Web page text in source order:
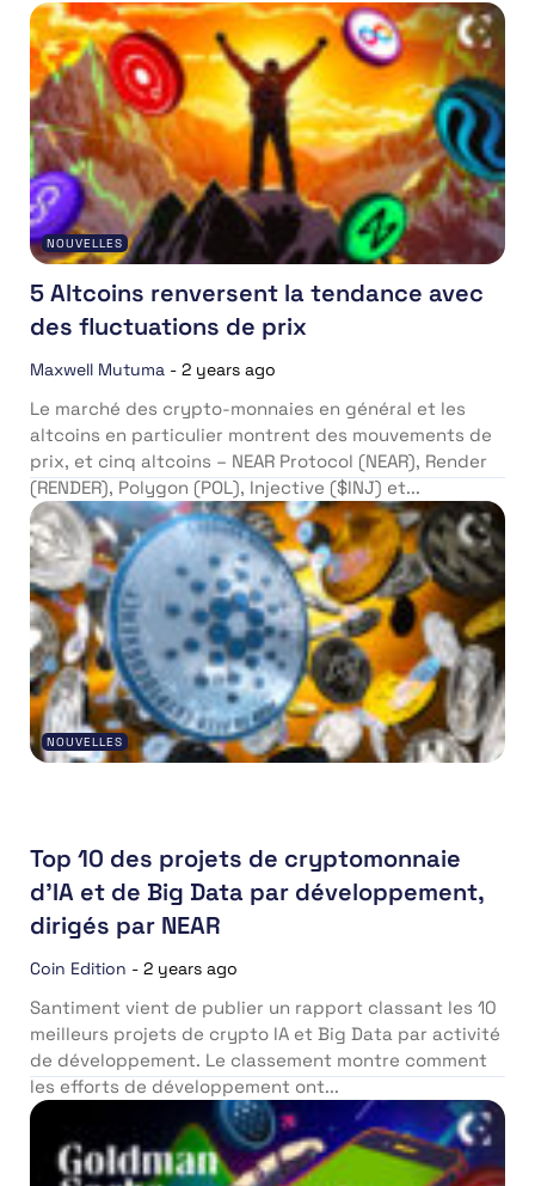
NOUVELLES
5 Altcoins renversent la tendance avec
des fluctuations de prix
Maxwell Mutuma - 2 years ago
Le marché des crypto-monnaies en général et les
altcoins en particulier montrent des mouvements de
prix, et cinq altcoins – NEAR Protocol (NEAR), Render
(RENDER), Polygon (POL), Injective ($INJ) et...
NOUVELLES
Top 10 des projets de cryptomonnaie
d’IA et de Big Data par développement,
dirigés par NEAR
Coin Edition - 2 years ago
Santiment vient de publier un rapport classant les 10
meilleurs projets de crypto IA et Big Data par activité
de développement. Le classement montre comment
les efforts de développement ont...